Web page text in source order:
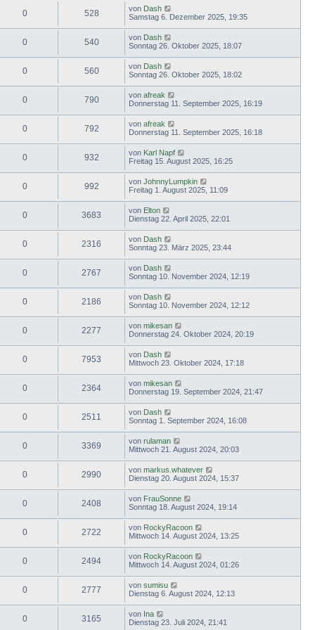
0 528 von Dash
Samstag 6. Dezember 2025, 19:35
0 540 von Dash
Sonntag 26. Oktober 2025, 18:07
0 560 von Dash
Sonntag 26. Oktober 2025, 18:02
0 790 von afreak
Donnerstag 11. September 2025, 16:19
0 792 von afreak
Donnerstag 11. September 2025, 16:18
0 932 von Karl Napf
Freitag 15. August 2025, 16:25
0 992 von JohnnyLumpkin
Freitag 1. August 2025, 11:09
0 3683 von Elton
Dienstag 22. April 2025, 22:01
0 2316 von Dash
Sonntag 23. März 2025, 23:44
0 2767 von Dash
Sonntag 10. November 2024, 12:19
0 2186 von Dash
Sonntag 10. November 2024, 12:12
0 2277 von mikesan
Donnerstag 24. Oktober 2024, 20:19
0 7953 von Dash
Mittwoch 23. Oktober 2024, 17:18
0 2364 von mikesan
Donnerstag 19. September 2024, 21:47
0 2511 von Dash
Sonntag 1. September 2024, 16:08
0 3369 von rulaman
Mittwoch 21. August 2024, 20:03
0 2990 von markus.whatever
Dienstag 20. August 2024, 15:37
0 2408 von FrauSonne
Sonntag 18. August 2024, 19:14
0 2722 von RockyRacoon
Mittwoch 14. August 2024, 13:25
0 2494 von RockyRacoon
Mittwoch 14. August 2024, 01:26
0 2777 von sumisu
Dienstag 6. August 2024, 12:13
0 3165 von Ina
Dienstag 23. Juli 2024, 21:41